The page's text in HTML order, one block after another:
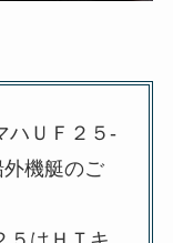
ハＵＦ２５-
機艇のご